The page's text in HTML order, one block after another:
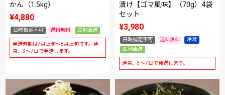
かん（1.5kg）
¥4,880
日時指定不可 送料無料 産地直送
発送時期は7月上旬～8月上旬です。通
常、3～7日で発送します。
漬け【ゴマ風味】（70g）4袋
セット
¥3,980
日時指定不可 送料無料
冷凍
産地直送
通常、3～7日で発送します。